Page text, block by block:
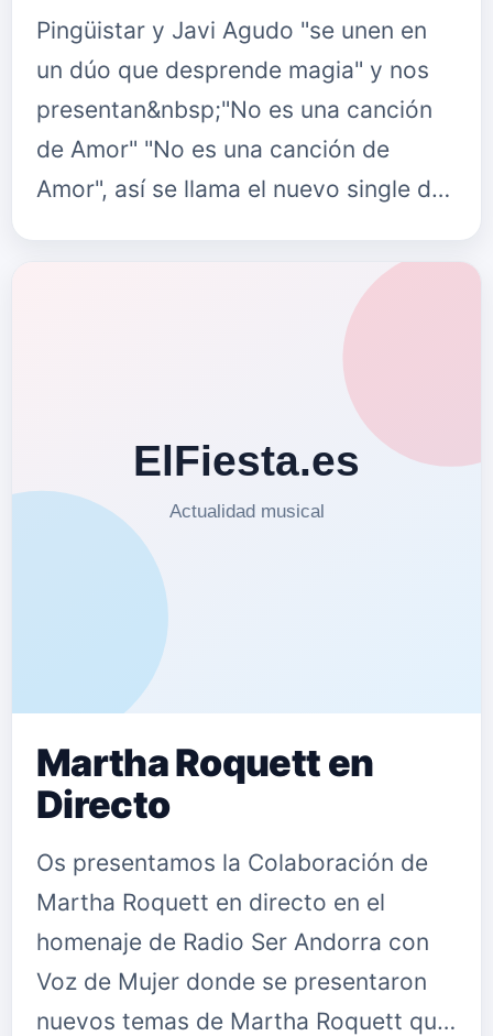
Pingüistar y Javi Agudo "se unen en
un dúo que desprende magia" y nos
presentan&nbsp;"No es una canción
de Amor" "No es una canción de
Amor", así se llama el nuevo single de
surge desde la más profunda am…
Martha Roquett en
Directo
Os presentamos la Colaboración de
Martha Roquett en directo en el
homenaje de Radio Ser Andorra con
Voz de Mujer donde se presentaron
nuevos temas de Martha Roquett que